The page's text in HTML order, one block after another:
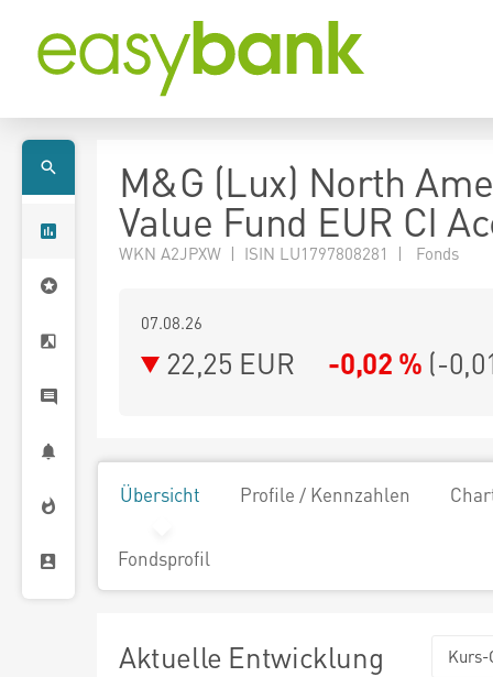
M&G (Lux) North
Value Fund EUR CI
WKN A2JPXW | ISIN LU1797808281 | Fonds
07.08.26
22,25 EUR -0,02 % (-
Übersicht Profile / Kennzahlen
Fondsprofil
Aktuelle Entwicklung Kurs-